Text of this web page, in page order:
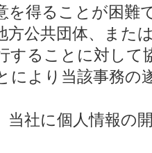
を得ることが困難
方公共団体、また
することに対して
により当該事務の
当社に個人情報の